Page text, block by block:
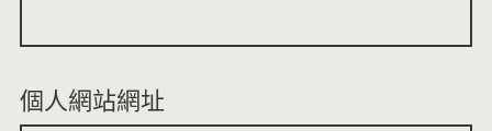
個人網站網址